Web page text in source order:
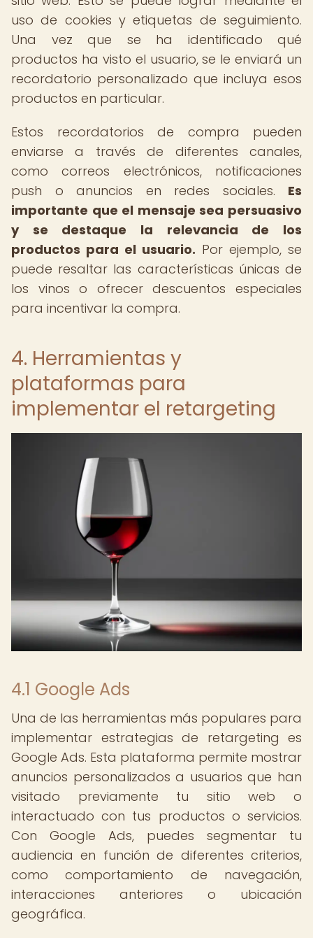
uso de cookies y etiquetas de seguimiento.
Una vez que se ha identificado qué
productos ha visto el usuario, se le enviará un
recordatorio personalizado que incluya esos
productos en particular.
Estos recordatorios de compra pueden
enviarse a través de diferentes canales,
como correos electrónicos, notificaciones
push o anuncios en redes sociales. Es
importante que el mensaje sea persuasivo
y se destaque la relevancia de los
productos para el usuario. Por ejemplo, se
puede resaltar las características únicas de
los vinos o ofrecer descuentos especiales
para incentivar la compra.
4. Herramientas y
plataformas para
implementar el retargeting
4.1 Google Ads
Una de las herramientas más populares para
implementar estrategias de retargeting es
Google Ads. Esta plataforma permite mostrar
anuncios personalizados a usuarios que han
visitado previamente tu sitio web o
interactuado con tus productos o servicios.
Con Google Ads, puedes segmentar tu
audiencia en función de diferentes criterios,
como comportamiento de navegación,
interacciones anteriores o ubicación
geográfica.